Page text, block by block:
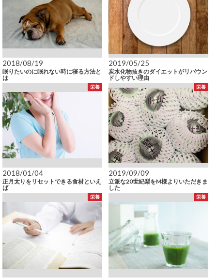
2018/08/19
眠りたいのに眠れない時に寝る方法と
は
2019/05/25
炭水化物抜きのダイエットがリバウン
ドしやすい理由
栄養
2018/01/04
正月太りをリセットできる食材といえ
ば
栄養
2019/09/09
立派な20世紀梨をM様よりいただきま
した
栄養 栄養